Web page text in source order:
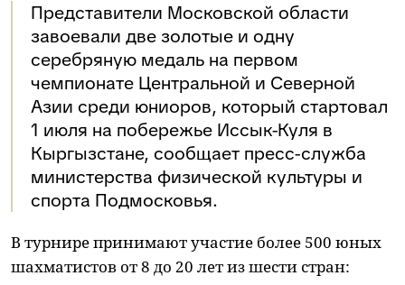
Представители Московской области
завоевали две золотые и одну
серебряную медаль на первом
чемпионате Центральной и Северной
Азии среди юниоров, который стартовал
1 июля на побережье Иссык-Куля в
Кыргызстане, сообщает пресс-служба
министерства физической культуры и
спорта Подмосковья.
В турнире принимают участие более 500 юных
шахматистов от 8 до 20 лет из шести стран: